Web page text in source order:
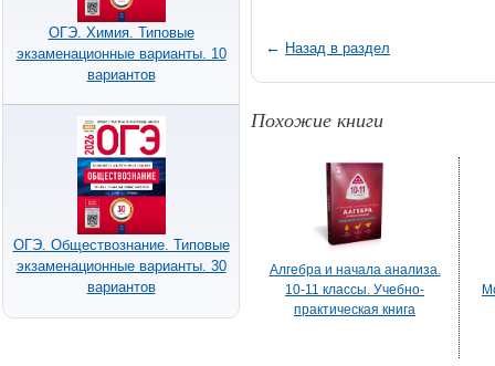
ОГЭ. Химия. Типовые
экзаменационные варианты. 10
вариантов
ОГЭ. Обществознание. Типовые
экзаменационные варианты. 30
вариантов
← Назад в раздел
Похожие книги
Алгебра и начала анализа.
10-11 классы. Учебно-
практическая книга